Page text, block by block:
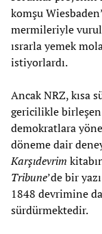
komşu
mermileriyle
ısrarla yemek
istiyorlardı.
Ancak NRZ, kısa
gericilikle
demokratlara
döneme dair
Karşıdevrim
Tribune’de bir
1848 devrimine
sürdürmektedir.